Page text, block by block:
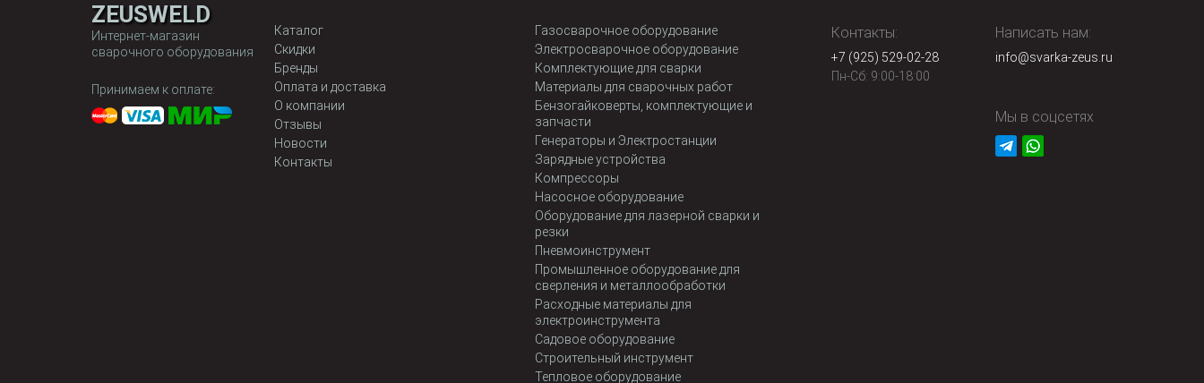
ZEUSWELD
Интернет-магазин
сварочного оборудования
Принимаем к оплате:
Каталог
Скидки
Бренды
Оплата и доставка
О компании
Отзывы
Новости
Контакты
Газосварочное оборудование
Электросварочное оборудование
Комплектующие для сварки
Материалы для сварочных работ
Бензогайковерты, комплектующие и
запчасти
Генераторы и Электростанции
Зарядные устройства
Компрессоры
Насосное оборудование
Оборудование для лазерной сварки и
резки
Пневмоинструмент
Промышленное оборудование для
сверления и металлообработки
Расходные материалы для
электроинструмента
Садовое оборудование
Строительный инструмент
Тепловое оборудование
Контакты:
+7 (925) 529-02-28
Пн-Сб: 9:00-18:00
Написать нам:
info@svarka-zeus.ru
Мы в соцсетях